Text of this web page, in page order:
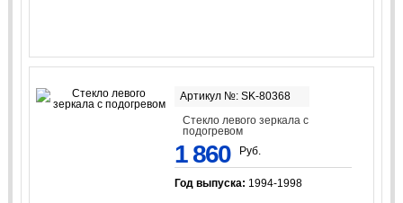
Артикул №: SK-80368
Стекло левого зеркала с
подогревом
1 860 Руб.
Год выпуска: 1994-1998